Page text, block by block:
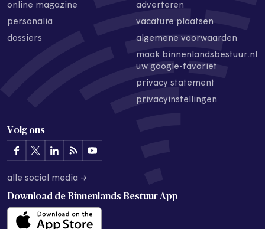
online magazine
personalia
dossiers
adverteren
vacature plaatsen
algemene voorwaarden
maak binnenlandsbestuur.nl
uw google-favoriet
privacy statement
privacyinstellingen
Volg ons
alle social media →
Download de Binnenlands Bestuur App